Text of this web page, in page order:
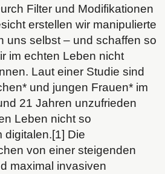
Filter und Modifikationen
erstellen wir manipulierte
uns selbst – und schaffen so
im echten Leben nicht
Laut einer Studie sind
und jungen Frauen* im
21 Jahren unzufrieden
Leben nicht so
digitalen.[1] Die
von einer steigenden
maximal invasiven